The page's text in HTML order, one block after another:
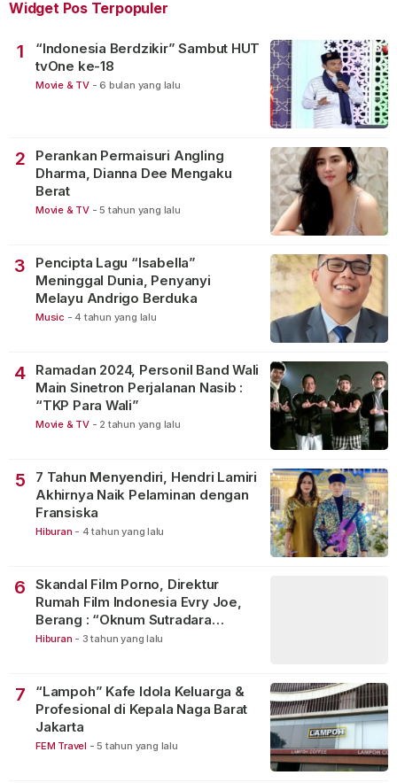
Widget Pos Terpopuler
1
“Indonesia Berdzikir” Sambut HUT
tvOne ke-18
Movie & TV - 6 bulan yang lalu
2
Perankan Permaisuri Angling
Dharma, Dianna Dee Mengaku
Berat
Movie & TV - 5 tahun yang lalu
3
Pencipta Lagu “Isabella”
Meninggal Dunia, Penyanyi
Melayu Andrigo Berduka
Music - 4 tahun yang lalu
4
Ramadan 2024, Personil Band Wali
Main Sinetron Perjalanan Nasib :
“TKP Para Wali”
Movie & TV - 2 tahun yang lalu
5
7 Tahun Menyendiri, Hendri Lamiri
Akhirnya Naik Pelaminan dengan
Fransiska
Hiburan - 4 tahun yang lalu
6
Skandal Film Porno, Direktur
Rumah Film Indonesia Evry Joe,
Berang : “Oknum Sutradara
Merusak Perfilman Indonesia”!
Hiburan - 3 tahun yang lalu
7
“Lampoh” Kafe Idola Keluarga &
Profesional di Kepala Naga Barat
Jakarta
FEM Travel - 5 tahun yang lalu